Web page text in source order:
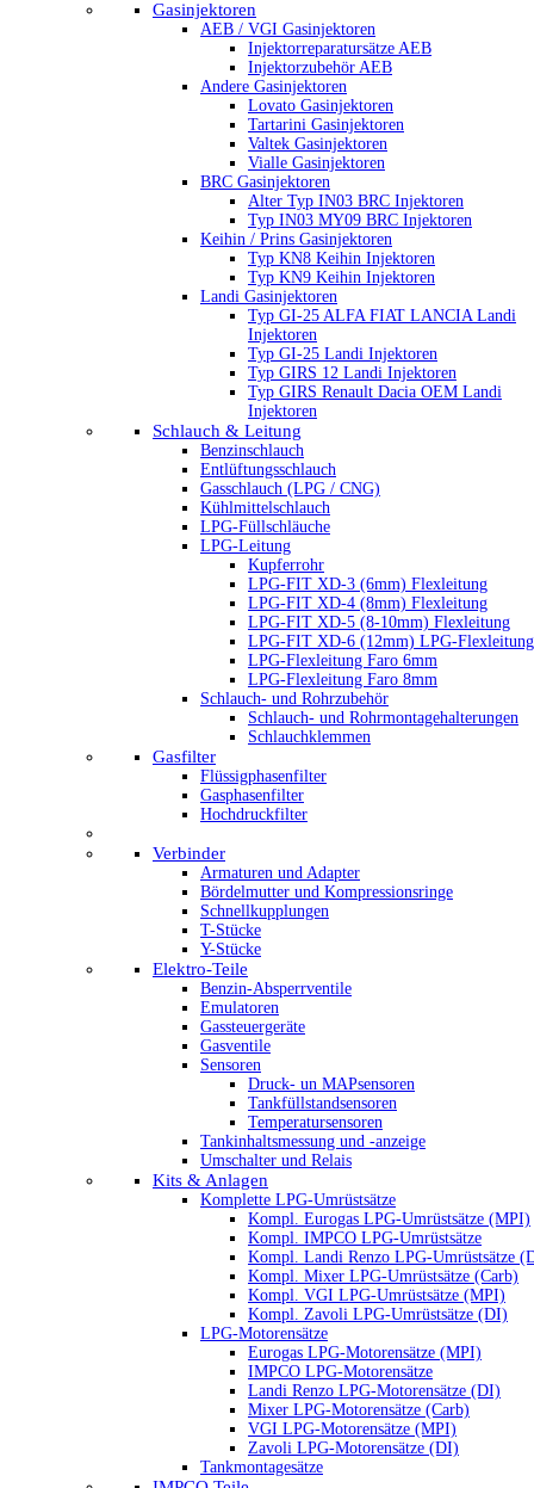
Gasinjektoren
AEB / VGI Gasinjektoren
Injektorreparatursätze AEB
Injektorzubehör AEB
Andere Gasinjektoren
Lovato Gasinjektoren
Tartarini Gasinjektoren
Valtek Gasinjektoren
Vialle Gasinjektoren
BRC Gasinjektoren
Alter Typ IN03 BRC Injektoren
Typ IN03 MY09 BRC Injektoren
Keihin / Prins Gasinjektoren
Typ KN8 Keihin Injektoren
Typ KN9 Keihin Injektoren
Landi Gasinjektoren
Typ GI-25 ALFA FIAT LANCIA Landi
Injektoren
Typ GI-25 Landi Injektoren
Typ GIRS 12 Landi Injektoren
Typ GIRS Renault Dacia OEM Landi
Injektoren
Schlauch & Leitung
Benzinschlauch
Entlüftungsschlauch
Gasschlauch (LPG / CNG)
Kühlmittelschlauch
LPG-Füllschläuche
LPG-Leitung
Kupferrohr
LPG-FIT XD-3 (6mm) Flexleitung
LPG-FIT XD-4 (8mm) Flexleitung
LPG-FIT XD-5 (8-10mm) Flexleitung
LPG-FIT XD-6 (12mm) LPG-Flexleitung
LPG-Flexleitung Faro 6mm
LPG-Flexleitung Faro 8mm
Schlauch- und Rohrzubehör
Schlauch- und Rohrmontagehalterungen
Schlauchklemmen
Gasfilter
Flüssigphasenfilter
Gasphasenfilter
Hochdruckfilter
Verbinder
Armaturen und Adapter
Bördelmutter und Kompressionsringe
Schnellkupplungen
T-Stücke
Y-Stücke
Elektro-Teile
Benzin-Absperrventile
Emulatoren
Gassteuergeräte
Gasventile
Sensoren
Druck- un MAPsensoren
Tankfüllstandsensoren
Temperatursensoren
Tankinhaltsmessung und -anzeige
Umschalter und Relais
Kits & Anlagen
Komplette LPG-Umrüstsätze
Kompl. Eurogas LPG-Umrüstsätze (MPI)
Kompl. IMPCO LPG-Umrüstsätze
Kompl. Landi Renzo LPG-Umrüstsätze
Kompl. Mixer LPG-Umrüstsätze (Carb)
Kompl. VGI LPG-Umrüstsätze (MPI)
Kompl. Zavoli LPG-Umrüstsätze (DI)
LPG-Motorensätze
Eurogas LPG-Motorensätze (MPI)
IMPCO LPG-Motorensätze
Landi Renzo LPG-Motorensätze (DI)
Mixer LPG-Motorensätze (Carb)
VGI LPG-Motorensätze (MPI)
Zavoli LPG-Motorensätze (DI)
Tankmontagesätze